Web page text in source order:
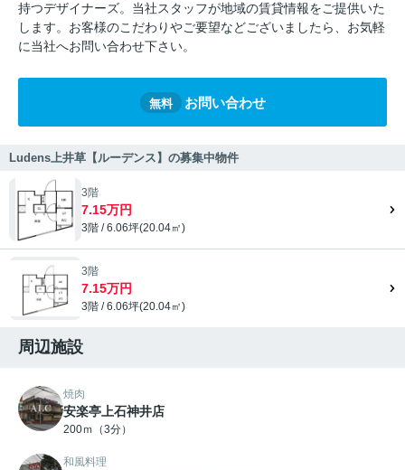
持つデザイナーズ。当社スタッフが地域の賃貸情報をご提供いた
します。お客様のこだわりやご要望などございましたら、お気軽
に当社へお問い合わせ下さい。
無料 お問い合わせ
Ludens上井草【ルーデンス】の募集中物件
3階
7.15万円
3階 / 6.06坪(20.04㎡)
3階
7.15万円
3階 / 6.06坪(20.04㎡)
周辺施設
焼肉
安楽亭上石神井店
200ｍ（3分）
和風料理